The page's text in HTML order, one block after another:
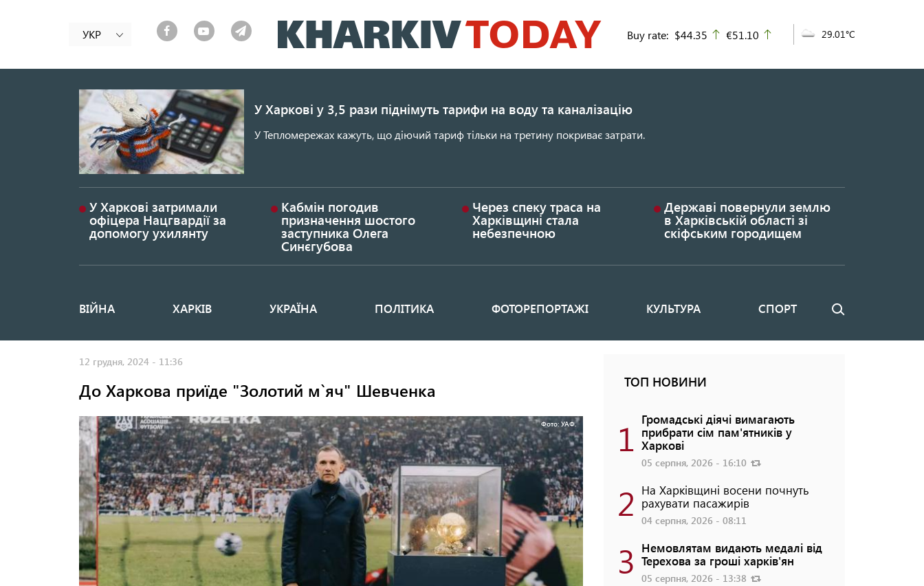
до
основного
УКР Buy rate: $44.35 up
€51.10 29.01°C
У Харкові у 3,5 рази піднімуть тарифи на воду та каналізацію
У Тепломережах кажуть, що діючий тариф тільки на третину покриває затрати.
У Харкові затримали
офіцера Нацгвардії за
допомогу ухилянту
Кабмін погодив
призначення шостого
заступника Олега
Синєгубова
Через спеку траса на
Харківщині стала
небезпечною
Державі повернули землю
в Харківській області зі
скіфським городищем
Основная
ВІЙНА ХАРКІВ УКРАЇНА ПОЛІТИКА ФОТОРЕПОРТАЖІ КУЛЬТУРА СПОРТ Пошук
12 грудня, 2024 - 11:36
До Харкова приїде "Золотий м`яч" Шевченка
Фото: УАФ.
ТОП НОВИНИ
1 Громадські діячі вимагають
прибрати сім пам'ятників у
Харкові
05 серпня, 2026 - 16:10
2 На Харківщині восени почнуть
рахувати пасажирів
04 серпня, 2026 - 08:11
3 Немовлятам видають медалі від
Терехова за гроші харків'ян
05 серпня, 2026 - 13:38